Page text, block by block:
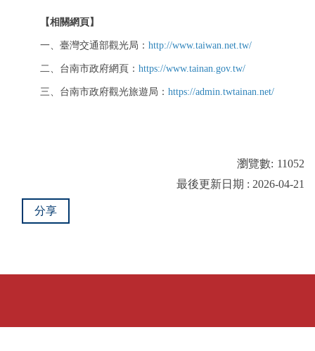
【相關網頁】
一、臺灣交通部觀光局： http://www.taiwan.net.tw/
二、台南市政府網頁： https://www.tainan.gov.tw/
三、台南市政府觀光旅遊局： https://admin.twtainan.net/
瀏覽數: 11052
最後更新日期 : 2026-04-21
分享